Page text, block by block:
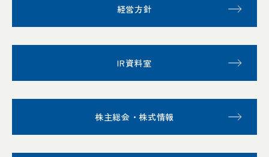
経営方針
IR資料室
株主総会・株式情報